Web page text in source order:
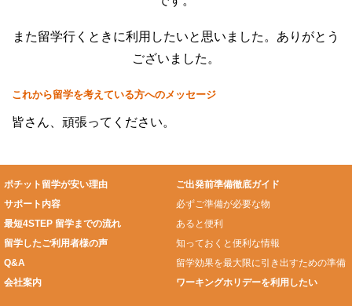
また留学行くときに利用したいと思いました。ありがとう
ございました。
これから留学を考えている方へのメッセージ
皆さん、頑張ってください。
ポチット留学が安い理由
サポート内容
最短4STEP 留学までの流れ
留学したご利用者様の声
Q&A
会社案内
ご出発前準備徹底ガイド
必ずご準備が必要な物
あると便利
知っておくと便利な情報
留学効果を最大限に引き出すための準備
ワーキングホリデーを利用したい